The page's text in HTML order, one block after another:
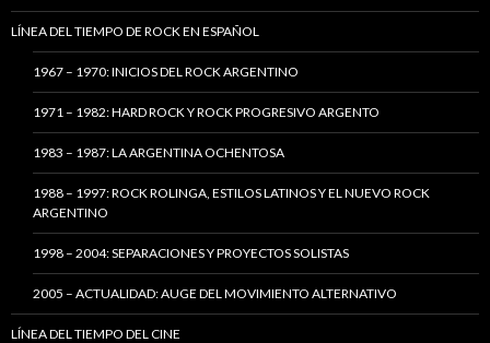
LÍNEA DEL TIEMPO DE ROCK EN ESPAÑOL
1967 – 1970: INICIOS DEL ROCK ARGENTINO
1971 – 1982: HARD ROCK Y ROCK PROGRESIVO ARGENTO
1983 – 1987: LA ARGENTINA OCHENTOSA
1988 – 1997: ROCK ROLINGA, ESTILOS LATINOS Y EL NUEVO ROCK
ARGENTINO
1998 – 2004: SEPARACIONES Y PROYECTOS SOLISTAS
2005 – ACTUALIDAD: AUGE DEL MOVIMIENTO ALTERNATIVO
LÍNEA DEL TIEMPO DEL CINE